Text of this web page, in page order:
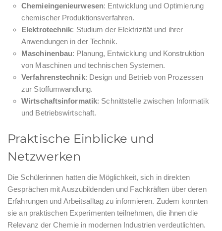
Chemieingenieurwesen: Entwicklung und Optimierung
chemischer Produktionsverfahren.
Elektrotechnik: Studium der Elektrizität und ihrer
Anwendungen in der Technik.
Maschinenbau: Planung, Entwicklung und Konstruktion
von Maschinen und technischen Systemen.
Verfahrenstechnik: Design und Betrieb von Prozessen
zur Stoffumwandlung.
Wirtschaftsinformatik: Schnittstelle zwischen Informatik
und Betriebswirtschaft.
Praktische Einblicke und
Netzwerken
Die Schülerinnen hatten die Möglichkeit, sich in direkten
Gesprächen mit Auszubildenden und Fachkräften über deren
Erfahrungen und Arbeitsalltag zu informieren. Zudem konnten
sie an praktischen Experimenten teilnehmen, die ihnen die
Relevanz der Chemie in modernen Industrien verdeutlichten.